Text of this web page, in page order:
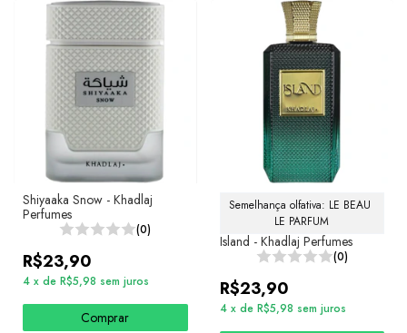
Shiyaaka Snow - Khadlaj
Perfumes
(0)
R$23,90
4 x de R$5,98 sem juros
Comprar
Semelhança olfativa: LE BEAU
LE PARFUM
Island - Khadlaj Perfumes
(0)
R$23,90
4 x de R$5,98 sem juros